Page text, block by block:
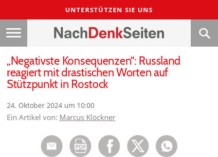
UNTERSTÜTZEN SIE UNS
„Negativste Konsequenzen“: Russland
reagiert mit drastischen Worten auf
Stützpunkt in Rostock
24. Oktober 2024 um 10:00
Ein Artikel von: Marcus Klöckner